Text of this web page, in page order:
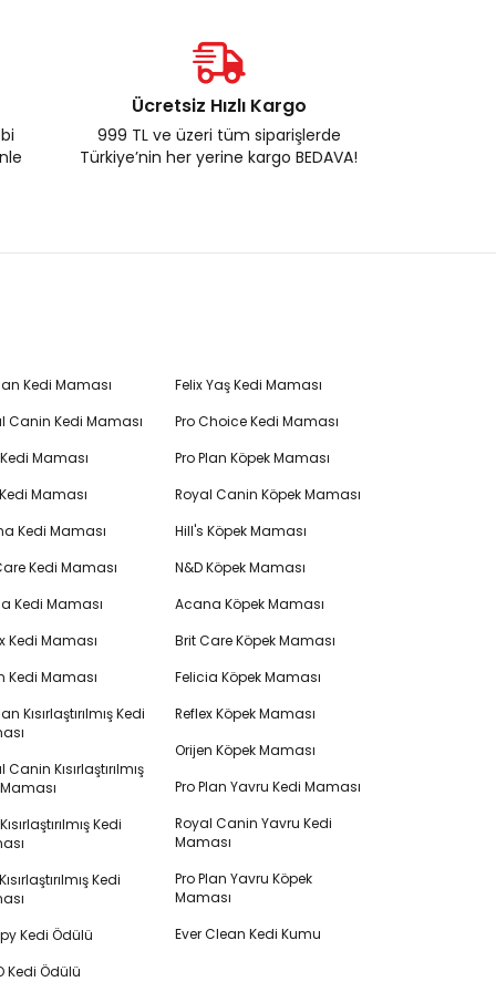
Ücretsiz Hızlı Kargo
999 TL ve üzeri tüm siparişlerde
Türkiye’nin her yerine kargo BEDAVA!
Kedi Maması
Canin Kedi Maması
Maması
Maması
Kedi Maması
Kedi Maması
Kedi Maması
Kedi Maması
Kedi Maması
Kısırlaştırılmış Kedi
Canin Kısırlaştırılmış
Kedi
Kedi
Kedi Ödülü
Kedi Ödülü
Felix Yaş Kedi Maması
Pro Choice Kedi Maması
Pro Plan Köpek Maması
Royal Canin Köpek Maması
Hill's Köpek Maması
N&D Köpek Maması
Acana Köpek Maması
Brit Care Köpek Maması
Felicia Köpek Maması
Reflex Köpek Maması
Orijen Köpek Maması
Pro Plan Yavru Kedi Maması
Royal Canin Yavru Kedi
Maması
Pro Plan Yavru Köpek
Maması
Ever Clean Kedi Kumu